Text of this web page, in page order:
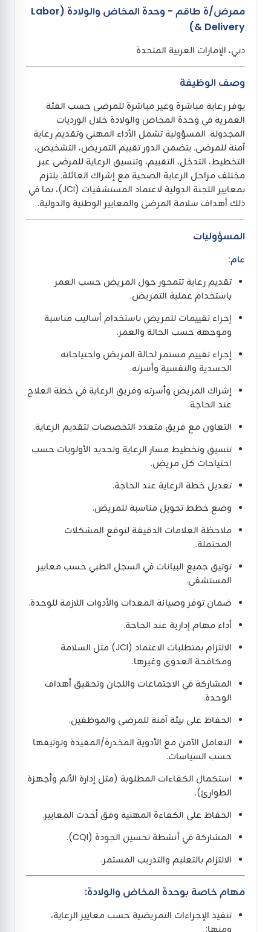
ممرض/ة طاقم - وحدة المخاض والولادة (Labor
& Delivery)
دبي، الإمارات العربية المتحدة
وصف الوظيفة
يوفر رعاية مباشرة وغير مباشرة للمرضى حسب الفئة
العمرية في وحدة المخاض والولادة خلال الورديات
المجدولة. المسؤولية تشمل الأداء المهني وتقديم رعاية
آمنة للمرضى. يتضمن الدور تقييم التمريض، التشخيص،
التخطيط، التدخل، التقييم، وتنسيق الرعاية للمرضى عبر
مختلف مراحل الرعاية الصحية مع إشراك العائلة. يلتزم
بمعايير اللجنة الدولية لاعتماد المستشفيات (JCI)، بما في
ذلك أهداف سلامة المرضى والمعايير الوطنية والدولية.
المسؤوليات
عام:
تقديم رعاية تتمحور حول المريض حسب العمر
باستخدام عملية التمريض.
إجراء تقييمات للمريض باستخدام أساليب مناسبة
وموجهة حسب الحالة والعمر.
إجراء تقييم مستمر لحالة المريض واحتياجاته
الجسدية والنفسية وأسرته.
إشراك المريض وأسرته وفريق الرعاية في خطة العلاج
عند الحاجة.
التعاون مع فريق متعدد التخصصات لتقديم الرعاية.
تنسيق وتخطيط مسار الرعاية وتحديد الأولويات حسب
احتياجات كل مريض.
تعديل خطة الرعاية عند الحاجة.
وضع خطط تحويل مناسبة للمريض.
ملاحظة العلامات الدقيقة لتوقع المشكلات
المحتملة.
توثيق جميع البيانات في السجل الطبي حسب معايير
المستشفى.
ضمان توفر وصيانة المعدات والأدوات اللازمة للوحدة.
أداء مهام إدارية عند الحاجة.
الالتزام بمتطلبات الاعتماد (JCI) مثل السلامة
ومكافحة العدوى وغيرها.
المشاركة في الاجتماعات واللجان وتحقيق أهداف
الوحدة.
الحفاظ على بيئة آمنة للمرضى والموظفين.
التعامل الآمن مع الأدوية المخدرة/المقيدة وتوثيقها
حسب السياسات.
استكمال الكفاءات المطلوبة (مثل إدارة الألم وأجهزة
الطوارئ).
الحفاظ على الكفاءة المهنية وفق أحدث المعايير.
المشاركة في أنشطة تحسين الجودة (CQI).
الالتزام بالتعليم والتدريب المستمر.
مهام خاصة بوحدة المخاض والولادة:
تنفيذ الإجراءات التمريضية حسب معايير الرعاية،
ومنها: